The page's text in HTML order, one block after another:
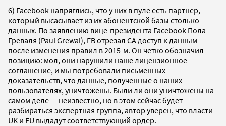
6) Facebook напряглись, что у них в пуле есть партнер,
который высасывает из их абонентской базы столько
данных. По заявлению вице-президента Facebook Пола
Греваля (Paul Grewal), FB отрезал CA доступ к данным
после изменения правил в 2015-м. Он четко обозначил
позицию: мол, они нарушили наше лицензионное
соглашение, и мы потребовали письменных
доказательств, что данные, полученные о наших
пользователях, уничтожены. Были ли они уничтожены на
самом деле — неизвестно, но в этом сейчас будет
разбираться экспертная группа, автор уверен, что власти
UK и EU выдадут соответствующий ордер.